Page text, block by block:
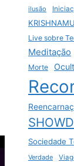
ilusão
Live sobre
Meditação
Morte
Sociedade
Verdade